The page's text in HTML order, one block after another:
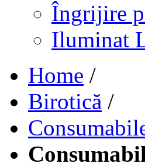
Îngrijire
Iluminat
Home /
Birotică /